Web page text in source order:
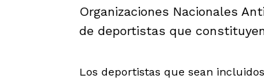
Organizaciones Nacionales
de deportistas que
Los deportistas que sean